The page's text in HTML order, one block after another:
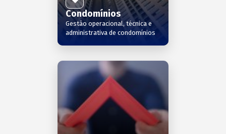
Condomínios
Gestão operacional, técnica e
administrativa de condomínios